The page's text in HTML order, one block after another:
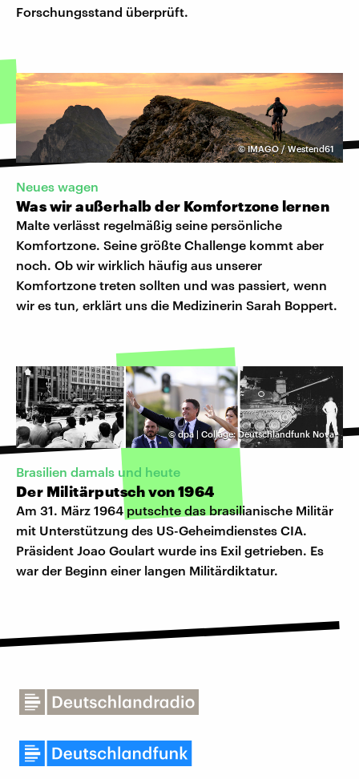
Forschungsstand überprüft.
©IMAGO / Westend61
Neues wagen
Was wir außerhalb der Komfortzone lernen
Malte verlässt regelmäßig seine persönliche
Komfortzone. Seine größte Challenge kommt aber
noch. Ob wir wirklich häufig aus unserer
Komfortzone treten sollten und was passiert, wenn
wir es tun, erklärt uns die Medizinerin Sarah Boppert.
© dpa | Collage: Deutschlandfunk Nova
Brasilien damals und heute
Der Militärputsch von 1964
Am 31. März 1964 putschte das brasilianische Militär
mit Unterstützung des US-Geheimdienstes CIA.
Präsident Joao Goulart wurde ins Exil getrieben. Es
war der Beginn einer langen Militärdiktatur.